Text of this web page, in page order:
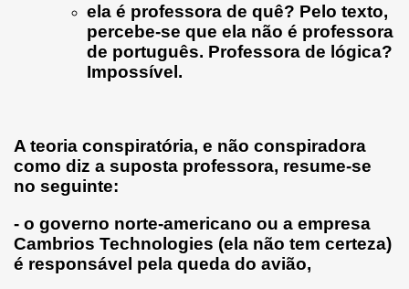
ela é professora de quê? Pelo texto,
percebe-se que ela não é professora
de português. Professora de lógica?
Impossível.
A teoria conspiratória, e não conspiradora
como diz a suposta professora, resume-se
no seguinte:
- o governo norte-americano ou a empresa
Cambrios Technologies (ela não tem certeza)
é responsável pela queda do avião,